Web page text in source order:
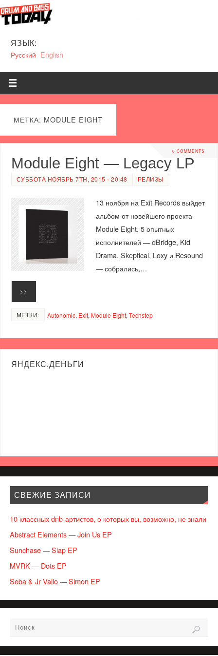
ЯЗЫК:
Русский English
МЕТКА: MODULE EIGHT
0 COMMENTS
Module Eight — Legacy LP
СУББОТА НОЯБРЬ 7TH, 2015 - 20:48 РЕЛИЗЫ
13 ноября на Exit Records выйдет
альбом от новейшего проекта
Module Eight. 5 опытных
исполнителей — dBridge, Kid
Drama, Skeptical, Loxy и Resound
— собрались,…
>>
МЕТКИ: Autonomic, Exit, Module Eight, Techstep
ЯНДЕКС.ДЕНЬГИ
СВЕЖИЕ ЗАПИСИ
10 классных dnb-артистов, о которых вы, возможно, не знали
Abstract Elements — Join Us EP
Sunchase — Slap EP
MVRK — Dots EP
Seba & Jr Vallo — Simon EP